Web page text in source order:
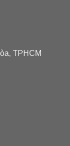
TPHCM